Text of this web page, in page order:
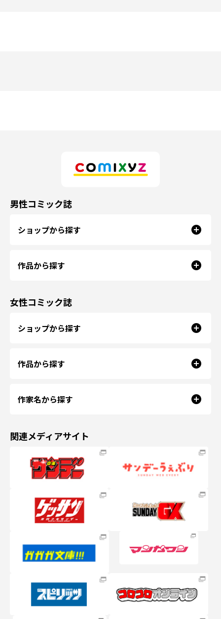
男性コミック誌
ショップから探す
作品から探す
女性コミック誌
ショップから探す
作品から探す
作家名から探す
関連メディアサイト